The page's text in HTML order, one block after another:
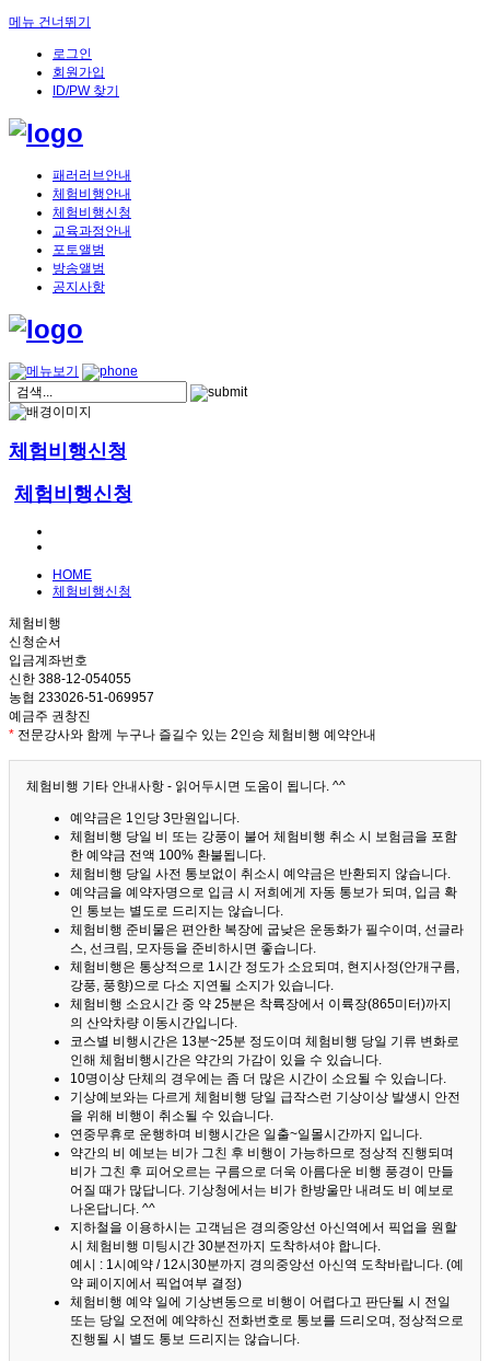
메뉴 건너뛰기
로그인
회원가입
ID/PW 찾기
패러러브안내
체험비행안내
체험비행신청
교육과정안내
포토앨범
방송앨범
공지사항
체험비행신청
체험비행신청
HOME
체험비행신청
체험비행
신청순서
입금계좌번호
신한 388-12-054055
농협 233026-51-069957
예금주 권창진
* 전문강사와 함께 누구나 즐길수 있는 2인승 체험비행 예약안내
체험비행 기타 안내사항 - 읽어두시면 도움이 됩니다. ^^
예약금은 1인당 3만원입니다.
체험비행 당일 비 또는 강풍이 불어 체험비행 취소 시 보험금을 포함
한 예약금 전액 100% 환불됩니다.
체험비행 당일 사전 통보없이 취소시 예약금은 반환되지 않습니다.
예약금을 예약자명으로 입금 시 저희에게 자동 통보가 되며, 입금 확
인 통보는 별도로 드리지는 않습니다.
체험비행 준비물은 편안한 복장에 굽낮은 운동화가 필수이며, 선글라
스, 선크림, 모자등을 준비하시면 좋습니다.
체험비행은 통상적으로 1시간 정도가 소요되며, 현지사정(안개구름,
강풍, 풍향)으로 다소 지연될 소지가 있습니다.
체험비행 소요시간 중 약 25분은 착륙장에서 이륙장(865미터)까지
의 산악차량 이동시간입니다.
코스별 비행시간은 13분~25분 정도이며 체험비행 당일 기류 변화로
인해 체험비행시간은 약간의 가감이 있을 수 있습니다.
10명이상 단체의 경우에는 좀 더 많은 시간이 소요될 수 있습니다.
기상예보와는 다르게 체험비행 당일 급작스런 기상이상 발생시 안전
을 위해 비행이 취소될 수 있습니다.
연중무휴로 운행하며 비행시간은 일출~일몰시간까지 입니다.
약간의 비 예보는 비가 그친 후 비행이 가능하므로 정상적 진행되며
비가 그친 후 피어오르는 구름으로 더욱 아름다운 비행 풍경이 만들
어질 때가 많답니다. 기상청에서는 비가 한방울만 내려도 비 예보로
나온답니다. ^^
지하철을 이용하시는 고객님은 경의중앙선 아신역에서 픽업을 원할
시 체험비행 미팅시간 30분전까지 도착하셔야 합니다.
예시 : 1시예약 / 12시30분까지 경의중앙선 아신역 도착바랍니다. (예
약 페이지에서 픽업여부 결정)
체험비행 예약 일에 기상변동으로 비행이 어렵다고 판단될 시 전일
또는 당일 오전에 예약하신 전화번호로 통보를 드리오며, 정상적으로
진행될 시 별도 통보 드리지는 않습니다.